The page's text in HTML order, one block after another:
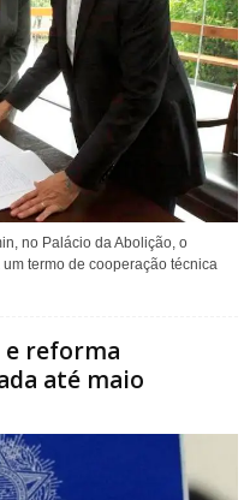
no Palácio da Abolição, o
termo de cooperação técnica
e reforma
até maio